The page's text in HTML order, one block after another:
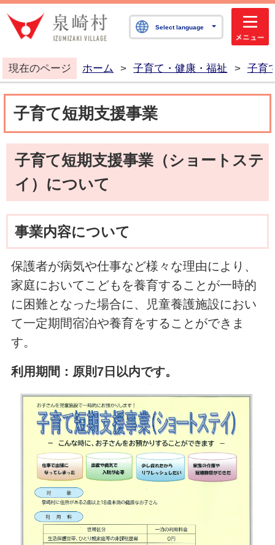
泉崎村公式ホームペ
Select language
現在のページ ホーム > 子育て・健康・福祉 > 子育
子育て短期支援事業
子育て短期支援事業（ショートステ
イ）について
事業内容について
保護者が病気や仕事など様々な理由により、
家庭においてこどもを養育することが一時的
に困難となった場合に、児童養護施設におい
て一定期間宿泊や養育をすることができま
す。
利用期間：原則7日以内です。